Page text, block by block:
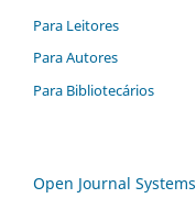
Para Leitores
Para Autores
Para Bibliotecários
Open Journal Systems